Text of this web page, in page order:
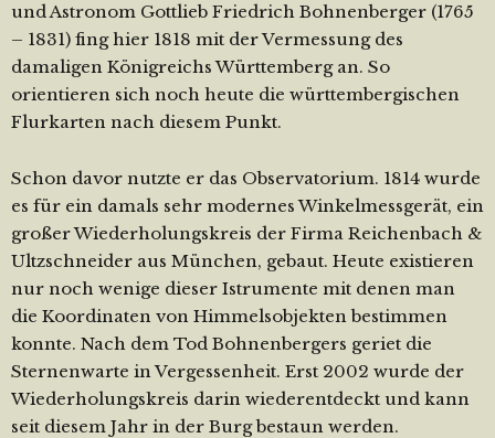
und Astronom Gottlieb Friedrich Bohnenberger (1765
– 1831) fing hier 1818 mit der Vermessung des
damaligen Königreichs Württemberg an. So
orientieren sich noch heute die württembergischen
Flurkarten nach diesem Punkt.
Schon davor nutzte er das Observatorium. 1814 wurde
es für ein damals sehr modernes Winkelmessgerät, ein
großer Wiederholungskreis der Firma Reichenbach &
Ultzschneider aus München, gebaut. Heute existieren
nur noch wenige dieser Istrumente mit denen man
die Koordinaten von Himmelsobjekten bestimmen
konnte. Nach dem Tod Bohnenbergers geriet die
Sternenwarte in Vergessenheit. Erst 2002 wurde der
Wiederholungskreis darin wiederentdeckt und kann
seit diesem Jahr in der Burg bestaun werden.